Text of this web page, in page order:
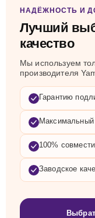
НАДЁЖНОСТЬ И
Лучший
качество
Мы используем
производителя
Гарантию
100%
Заводское